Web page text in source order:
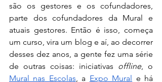
são os gestores e os cofundadores,
parte dos cofundadores da Mural e
atuais gestores. Então é isso, começa
um curso, vira um blog e aí, ao decorrer
desses dez anos, a gente fez uma série
de outras coisas: iniciativas offline
Mural nas Escolas , a Expo Mural e há